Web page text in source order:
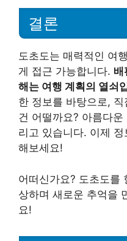
결론
도초도는 매력적인 여
게 접근 가능합니다. 배
해는 여행 계획의 열쇠
한 정보를 바탕으로,
건 어떨까요? 아름다
리고 있습니다. 이제
해보세요!
어떠신가요? 도초도를
상하며 새로운 추억을
요!